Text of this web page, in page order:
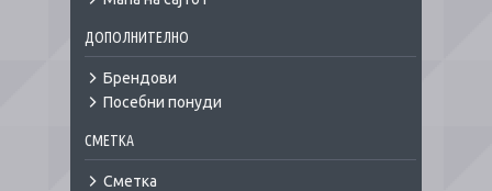
ДОПОЛНИТЕЛНО
Брендови
Посебни понуди
СМЕТКА
Сметка